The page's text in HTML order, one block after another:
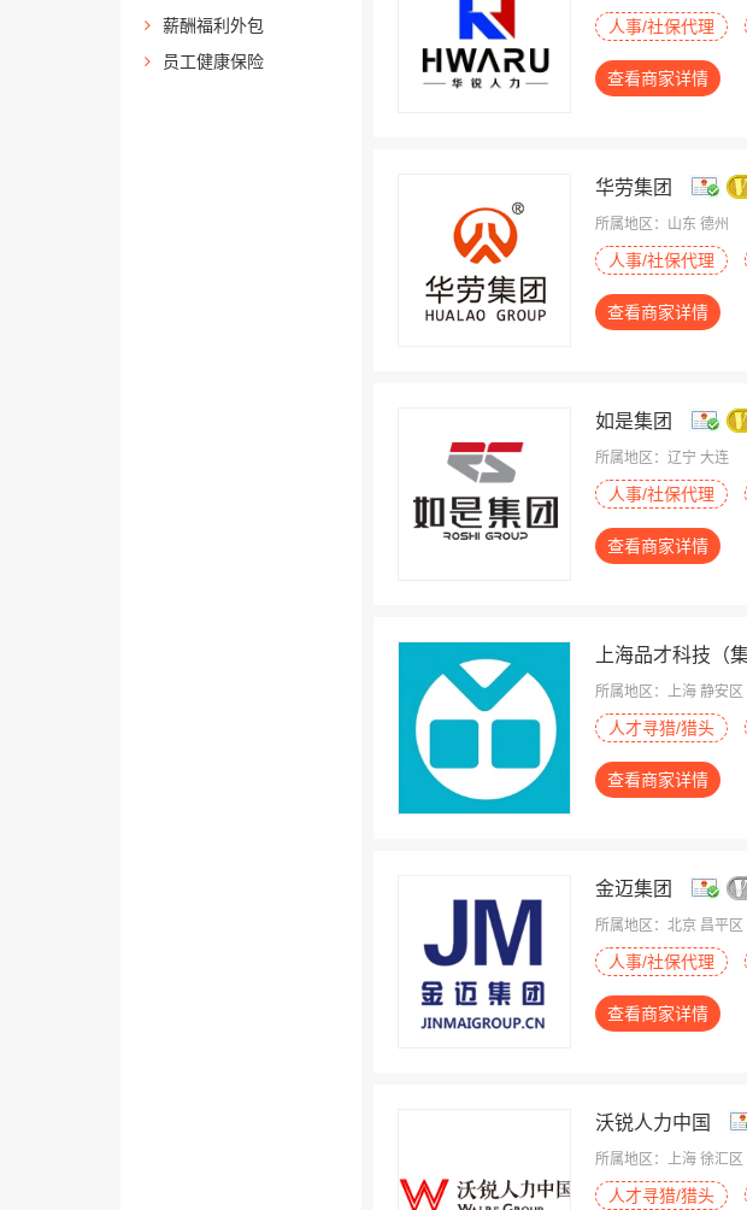
薪酬福利外包
员工健康保险
人事/社保代理
查看商家详情
华劳集团
所属地区：山东 德州
人事/社保代理
查看商家详情
如是集团
所属地区：辽宁 大连
人事/社保代理
查看商家详情
上海品才科技（
所属地区：上海 静安区
人才寻猎/猎头
查看商家详情
金迈集团
所属地区：北京 昌平区
人事/社保代理
查看商家详情
沃锐人力中国
所属地区：上海 徐汇区
人才寻猎/猎头